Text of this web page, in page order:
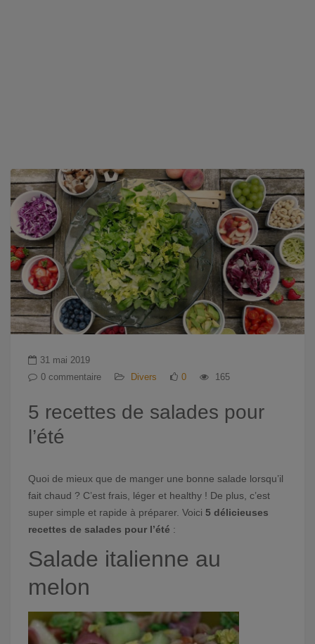
31 mai 2019
0 commentaire
Divers 0 165
5 recettes de salades pour
l’été
Quoi de mieux que de manger une bonne salade lorsqu’il
fait chaud ? C’est frais, léger et healthy ! De plus, c’est
super simple et rapide à préparer. Voici 5 délicieuses
recettes de salades pour l’été :
Salade italienne au
melon